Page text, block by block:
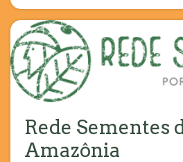
Rede Sementes
Amazônia